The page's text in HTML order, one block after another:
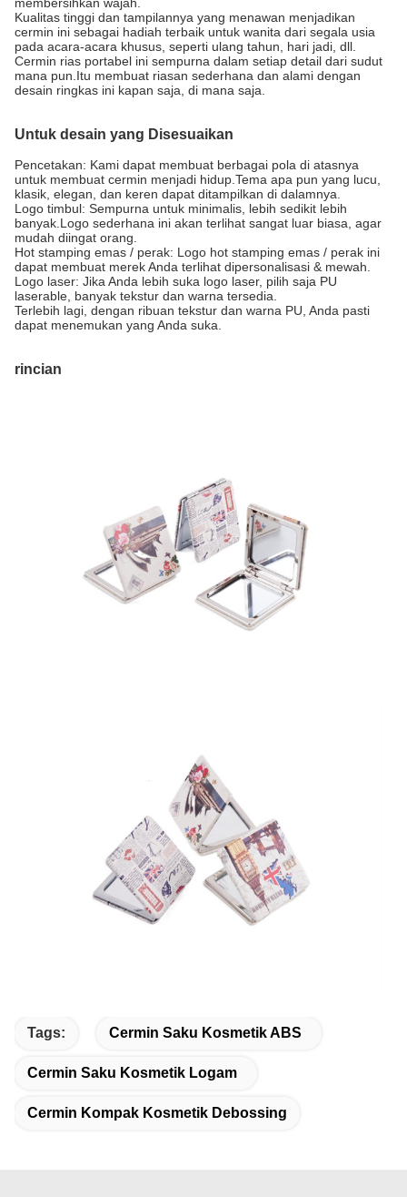
Kualitas tinggi dan tampilannya yang menawan menjadikan
cermin ini sebagai hadiah terbaik untuk wanita dari segala usia
pada acara-acara khusus, seperti ulang tahun, hari jadi, dll.
Cermin rias portabel ini sempurna dalam setiap detail dari sudut
mana pun.Itu membuat riasan sederhana dan alami dengan
desain ringkas ini kapan saja, di mana saja.
Untuk desain yang Disesuaikan
Pencetakan: Kami dapat membuat berbagai pola di atasnya
untuk membuat cermin menjadi hidup.Tema apa pun yang lucu,
klasik, elegan, dan keren dapat ditampilkan di dalamnya.
Logo timbul: Sempurna untuk minimalis, lebih sedikit lebih
banyak.Logo sederhana ini akan terlihat sangat luar biasa, agar
mudah diingat orang.
Hot stamping emas / perak: Logo hot stamping emas / perak ini
dapat membuat merek Anda terlihat dipersonalisasi & mewah.
Logo laser: Jika Anda lebih suka logo laser, pilih saja PU
laserable, banyak tekstur dan warna tersedia.
Terlebih lagi, dengan ribuan tekstur dan warna PU, Anda pasti
dapat menemukan yang Anda suka.
rincian
Tags: Cermin Saku Kosmetik ABS
Cermin Saku Kosmetik Logam
Cermin Kompak Kosmetik Debossing